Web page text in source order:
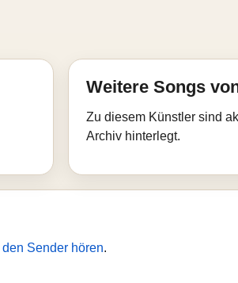
Weitere Songs
Zu diesem Künstler sind
Archiv hinterlegt.
den Sender hören.